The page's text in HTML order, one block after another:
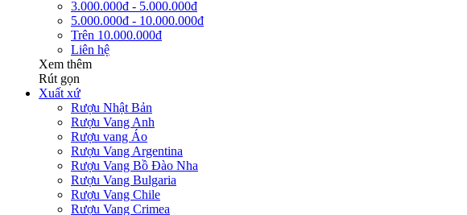
3.000.000đ - 5.000.000đ
5.000.000đ - 10.000.000đ
Trên 10.000.000đ
Liên hệ
Xem thêm
Rút gọn
Xuất xứ
Rượu Nhật Bản
Rượu Vang Anh
Rượu vang Áo
Rượu Vang Argentina
Rượu Vang Bồ Đào Nha
Rượu Vang Bulgaria
Rượu Vang Chile
Rượu Vang Crimea